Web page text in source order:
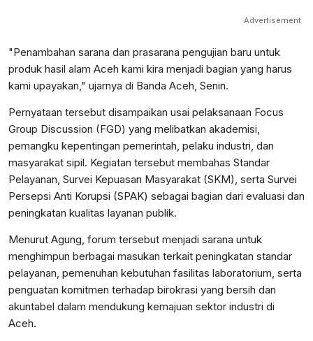
Advertisement
"Penambahan sarana dan prasarana pengujian baru untuk
produk hasil alam Aceh kami kira menjadi bagian yang harus
kami upayakan," ujarnya di Banda Aceh, Senin.
Pernyataan tersebut disampaikan usai pelaksanaan Focus
Group Discussion (FGD) yang melibatkan akademisi,
pemangku kepentingan pemerintah, pelaku industri, dan
masyarakat sipil. Kegiatan tersebut membahas Standar
Pelayanan, Survei Kepuasan Masyarakat (SKM), serta Survei
Persepsi Anti Korupsi (SPAK) sebagai bagian dari evaluasi dan
peningkatan kualitas layanan publik.
Menurut Agung, forum tersebut menjadi sarana untuk
menghimpun berbagai masukan terkait peningkatan standar
pelayanan, pemenuhan kebutuhan fasilitas laboratorium, serta
penguatan komitmen terhadap birokrasi yang bersih dan
akuntabel dalam mendukung kemajuan sektor industri di
Aceh.